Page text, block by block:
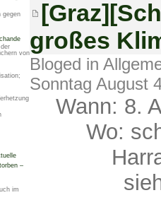
gegen
von
–
im
großes
Bloged in
Sonntag August
Wann: 8.
Wo: